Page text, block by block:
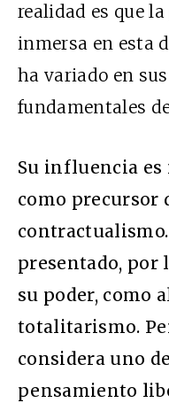
realidad es que
inmersa en esta
ha variado en
fundamentales
Su influencia es
como
presentado, por
su poder, como
totalitarismo.
considera uno
pensamiento